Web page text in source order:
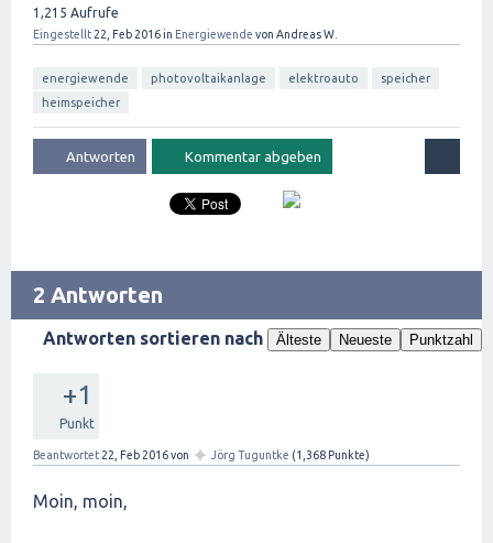
1,215 Aufrufe
Eingestellt 22, Feb 2016in Energiewende von Andreas W.
energiewende photovoltaikanlage elektroauto
speicher
heimspeicher
2 Antworten
Antworten sortieren nach Älteste Neueste Punktzahl
+1
Punkt
Beantwortet 22, Feb 2016von ✦ Jörg Tuguntke (1,368 Punkte)
Moin, moin,